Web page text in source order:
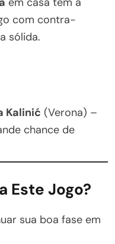
com contra-
sólida.
Kalinić (Verona) –
chance de
Este Jogo?
sua boa fase em